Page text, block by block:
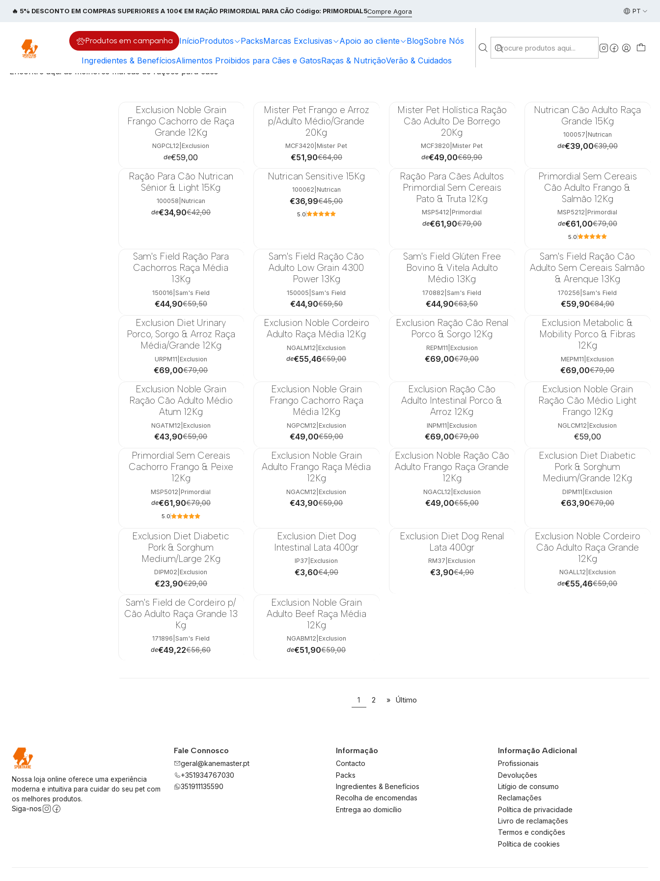
Produtos em campanha InícioProdutos PacksMarcas Exclusivas Apoio ao cliente BlogSobre Nós
Ingredientes & BenefíciosAlimentos Proibidos para Cães e GatosRaças & NutriçãoVerão & Cuidados
🔥 5% DESCONTO EM COMPRAS SUPERIORES A 100€ EM RAÇÃO PRIMORDIAL PARA CÃO Código: PRIMORDIAL5Compre Agora Envio gratuito em compras acima de 49€ |PT
Início Ração Premium para Cães e Gatos | SportKane Loja Online Ração para cães
Ração para cães
Encontre aqui as melhores marcas de rações para cães
Exclusion Noble Grain
Frango Cachorro de Raça
Grande 12Kg
NGPCL12 |Exclusion
de€59,00
-19%
Mister Pet Frango e Arroz
p/Adulto Médio/Grande
20Kg
MCF3420 |Mister Pet
€51,90€64,00
-30%
Mister Pet Holística Ração
Cão Adulto De Borrego
20Kg
MCF3820 |Mister Pet
de€49,00€69,90
-15%
Nutrican Cão Adulto Raça
Grande 15Kg
100057 Nutrican
de€39,00€39,00
-17%
Ração Para Cão Nutrican
Sénior & Light 15Kg
100058 Nutrican
de€34,90€42,00
-18%
Nutrican Sensitive 15Kg
100062 Nutrican
€36,99€45,00
5.0
-22%
Ração Para Cães Adultos
Primordial Sem Cereais
Pato & Truta 12Kg
MSP5412 |Primordial
de€61,90€79,00
-23%
Primordial Sem Cereais
Cão Adulto Frango &
Salmão 12Kg
MSP5212 |Primordial
de€61,00€79,00
5.0
-25%
Sam's Field Ração Para
Cachorros Raça Média
13Kg
150016 Sam's Field
€44,90€59,50
-25%
Sam's Field Ração Cão
Adulto Low Grain 4300
Power 13Kg
150005 |Sam's Field
€44,90€59,50
-29%
Sam's Field Glúten Free
Bovino & Vitela Adulto
Médio 13Kg
170882 |Sam's Field
€44,90€63,50
-29%
Sam's Field Ração Cão
Adulto Sem Cereais Salmão
& Arenque 13Kg
170256 |Sam's Field
€59,90€84,90
-13%Exclusion Diet Urinary
Porco, Sorgo & Arroz Raça
Média/Grande 12Kg
URPM11 Exclusion
€69,00€79,00
-6%
Exclusion Noble Cordeiro
Adulto Raça Média 12Kg
NGALM12 |Exclusion
de€55,46€59,00
-13%
Exclusion Ração Cão Renal
Porco & Sorgo 12Kg
REPM11 Exclusion
€69,00€79,00
-13%Exclusion Metabolic &
Mobility Porco & Fibras
12Kg
MEPM11 |Exclusion
€69,00€79,00
-26%Exclusion Noble Grain
Ração Cão Adulto Médio
Atum 12Kg
NGATM12 Exclusion
€43,90€59,00
-17%Exclusion Noble Grain
Frango Cachorro Raça
Média 12Kg
NGPCM12 Exclusion
€49,00€59,00
-13%Exclusion Ração Cão
Adulto Intestinal Porco &
Arroz 12Kg
INPM11 |Exclusion
€69,00€79,00
Exclusion Noble Grain
Ração Cão Médio Light
Frango 12Kg
NGLCM12 |Exclusion
€59,00
-22%
Primordial Sem Cereais
Cachorro Frango & Peixe
12Kg
MSP5012 |Primordial
de€61,90€79,00
5.0
-26%Exclusion Noble Grain
Adulto Frango Raça Média
12Kg
NGACM12 |Exclusion
€43,90€59,00
-11%
Exclusion Noble Ração Cão
Adulto Frango Raça Grande
12Kg
NGACL12 Exclusion
€49,00€55,00
-19%
Exclusion Diet Diabetic
Pork & Sorghum
Medium/Grande 12Kg
DIPM11 |Exclusion
€63,90€79,00
-18%
Exclusion Diet Diabetic
Pork & Sorghum
Medium/Large 2Kg
DIPM02 |Exclusion
€23,90€29,00
Exclusion Diet Dog
Intestinal Lata 400gr
IP37 |Exclusion
€3,60€4,90
-20%
Exclusion Diet Dog Renal
Lata 400gr
RM37 |Exclusion
€3,90€4,90
-6%
Exclusion Noble Cordeiro
Cão Adulto Raça Grande
12Kg
NGALL12 Exclusion
de€55,46€59,00
-13%
Sam's Field de Cordeiro p/
Cão Adulto Raça Grande 13
Kg
171896 Sam's Field
de€49,22€56,60
-12%Exclusion Noble Grain
Adulto Beef Raça Média
12Kg
NGABM12 Exclusion
de€51,90€59,00
1 2 » Último
Nossa loja online oferece uma experiência
moderna e intuitiva para cuidar do seu pet com
os melhores produtos.
Siga-nos
Fale Connosco
geral@kanemaster.pt
+351934767030
351911135590
Informação
Contacto
Packs
Ingredientes & Benefícios
Recolha de encomendas
Entrega ao domicílio
Informação Adicional
Profissionais
Devoluções
Litígio de consumo
Reclamações
Política de privacidade
Livro de reclamações
Termos e condições
Política de cookies